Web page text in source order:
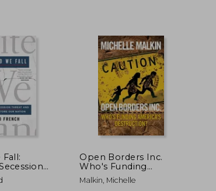
50% $ 2.338 40%
Fall:
to
Nation
Open Borders Inc.
Who's Funding
America's
Destruction? (en
Malkin, Michelle